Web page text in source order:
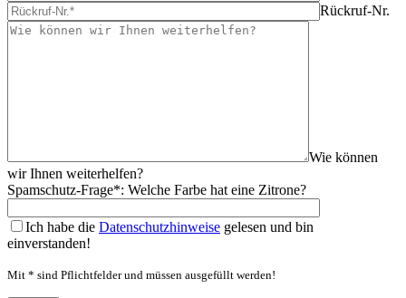
Rückruf-Nr.
Wie können
wir Ihnen weiterhelfen?
Spamschutz-Frage*: Welche Farbe hat eine Zitrone?
Ich habe die Datenschutzhinweise gelesen und bin
einverstanden!
Mit * sind Pflichtfelder und müssen ausgefüllt werden!